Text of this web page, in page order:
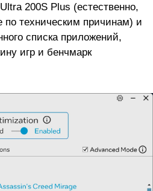
200S Plus (естественно,
по техническим причинам) и
списка приложений,
игр и бенчмарк